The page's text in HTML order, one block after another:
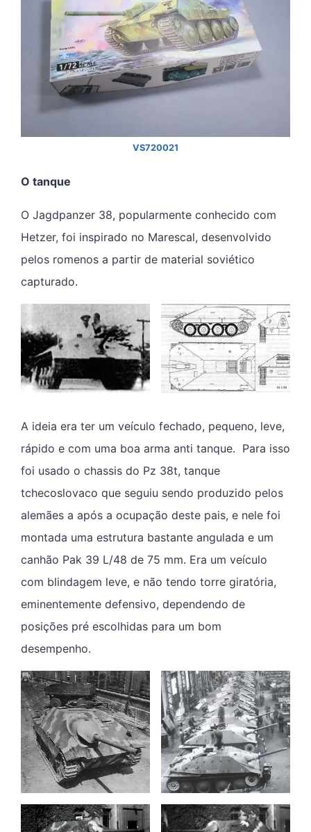
VS720021
O tanque
O Jagdpanzer 38, popularmente conhecido com
Hetzer, foi inspirado no Marescal, desenvolvido
pelos romenos a partir de material soviético
capturado.
A ideia era ter um veículo fechado, pequeno, leve,
rápido e com uma boa arma anti tanque. Para isso
foi usado o chassis do Pz 38t, tanque
tchecoslovaco que seguiu sendo produzido pelos
alemães a após a ocupação deste pais, e nele foi
montada uma estrutura bastante angulada e um
canhão Pak 39 L/48 de 75 mm. Era um veículo
com blindagem leve, e não tendo torre giratória,
eminentemente defensivo, dependendo de
posições pré escolhidas para um bom
desempenho.